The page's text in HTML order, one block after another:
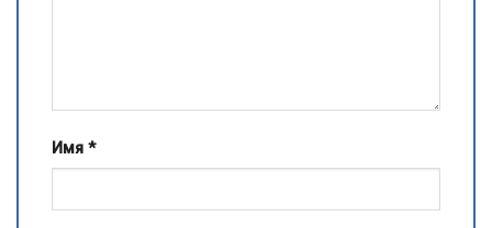
Имя *